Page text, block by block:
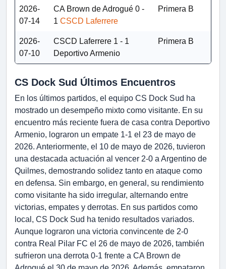
2026-
07-14
CA Brown de Adrogué 0 -
1 CSCD Laferrere
Primera B
2026-
07-10
CSCD Laferrere 1 - 1
Deportivo Armenio
Primera B
CS Dock Sud Últimos Encuentros
En los últimos partidos, el equipo CS Dock Sud ha
mostrado un desempeño mixto como visitante. En su
encuentro más reciente fuera de casa contra Deportivo
Armenio, lograron un empate 1-1 el 23 de mayo de
2026. Anteriormente, el 10 de mayo de 2026, tuvieron
una destacada actuación al vencer 2-0 a Argentino de
Quilmes, demostrando solidez tanto en ataque como
en defensa. Sin embargo, en general, su rendimiento
como visitante ha sido irregular, alternando entre
victorias, empates y derrotas. En sus partidos como
local, CS Dock Sud ha tenido resultados variados.
Aunque lograron una victoria convincente de 2-0
contra Real Pilar FC el 26 de mayo de 2026, también
sufrieron una derrota 0-1 frente a CA Brown de